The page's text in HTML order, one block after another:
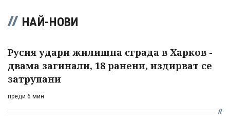
НАЙ-НОВИ
Русия удари жилищна сграда в Харков -
двама загинали, 18 ранени, издирват се
затрупани
преди 6 мин